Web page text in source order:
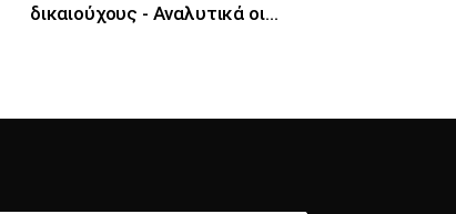
δικαιούχους - Αναλυτικά οι